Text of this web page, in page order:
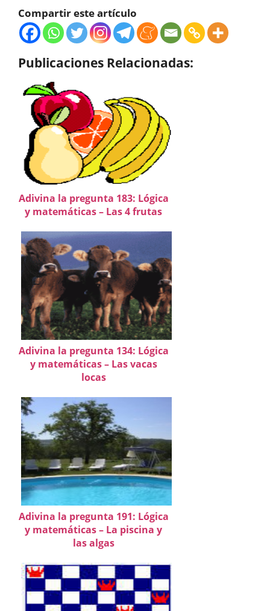
Compartir este artículo
Publicaciones Relacionadas:
Adivina la pregunta 183: Lógica
y matemáticas – Las 4 frutas
Adivina la pregunta 134: Lógica
y matemáticas – Las vacas
locas
Adivina la pregunta 191: Lógica
y matemáticas – La piscina y
las algas